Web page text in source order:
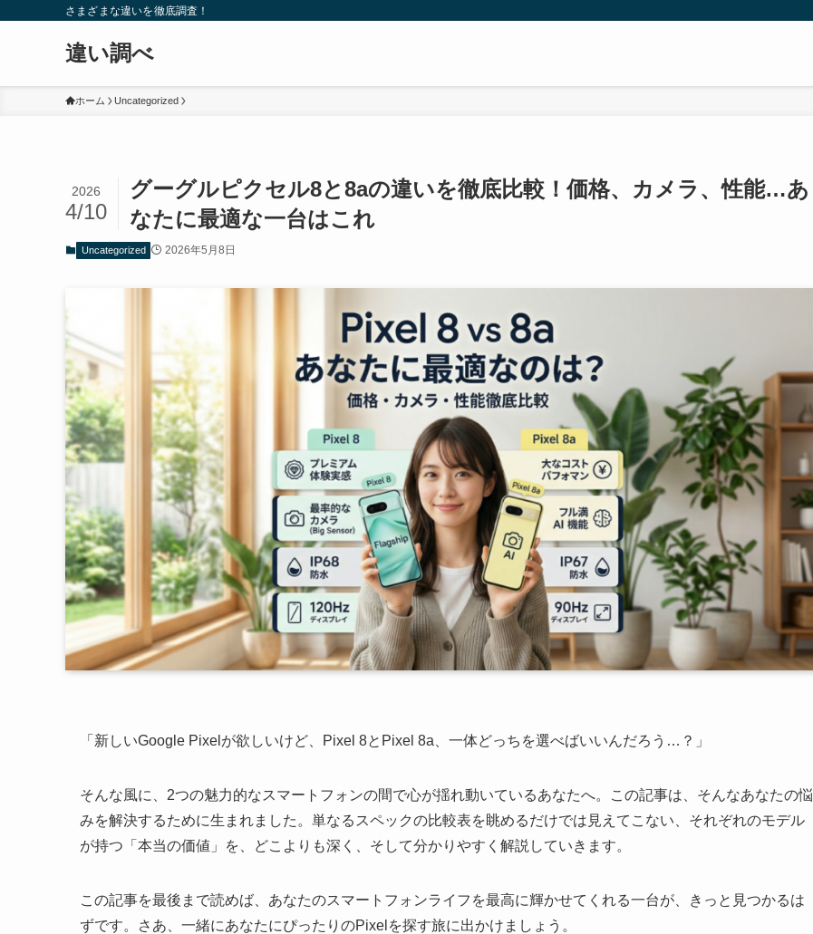
さまざまな違いを徹底調査！
違い調べ
ホーム Uncategorized
グーグルピクセル8と8aの違いを徹底比較！価格、カメラ、性能…あ
なたに最適な一台はこれ
2026
4/10
Uncategorized 2026年5月8日
「新しいGoogle Pixelが欲しいけど、Pixel 8とPixel 8a、一体どっちを選べばいいんだろう…？」
そんな風に、2つの魅力的なスマートフォンの間で心が揺れ動いているあなたへ。この記事は、そんなあなたの悩
みを解決するために生まれました。単なるスペックの比較表を眺めるだけでは見えてこない、それぞれのモデル
が持つ「本当の価値」を、どこよりも深く、そして分かりやすく解説していきます。
この記事を最後まで読めば、あなたのスマートフォンライフを最高に輝かせてくれる一台が、きっと見つかるは
ずです。さあ、一緒にあなたにぴったりのPixelを探す旅に出かけましょう。